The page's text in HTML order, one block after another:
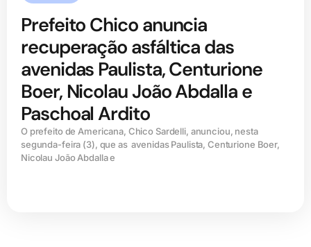
Prefeito Chico anuncia
recuperação asfáltica das
avenidas Paulista, Centurione
Boer, Nicolau João Abdalla e
Paschoal Ardito
O prefeito de Americana, Chico Sardelli, anunciou, nesta
segunda-feira (3), que as avenidas Paulista, Centurione Boer,
Nicolau João Abdalla e